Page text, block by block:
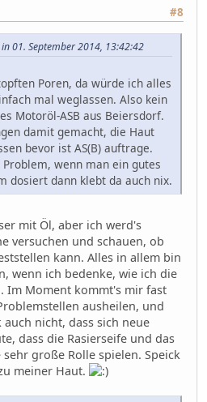
#8
01. September 2014, 13:42:42
Poren, da würde ich alles
mal weglassen. Also kein
Motoröl-ASB aus Beiersdorf.
damit gemacht, die Haut
bevor ist AS(B) auftrage.
wenn man ein gutes
dosiert dann klebt da auch nix.
mit Öl, aber ich werd's
versuchen und schauen, ob
kann. Alles in allem bin
wenn ich bedenke, wie ich die
Im Moment kommt's mir fast
ausheilen, und
nicht, dass sich neue
dass die Rasierseife und das
große Rolle spielen. Speick
meiner Haut.